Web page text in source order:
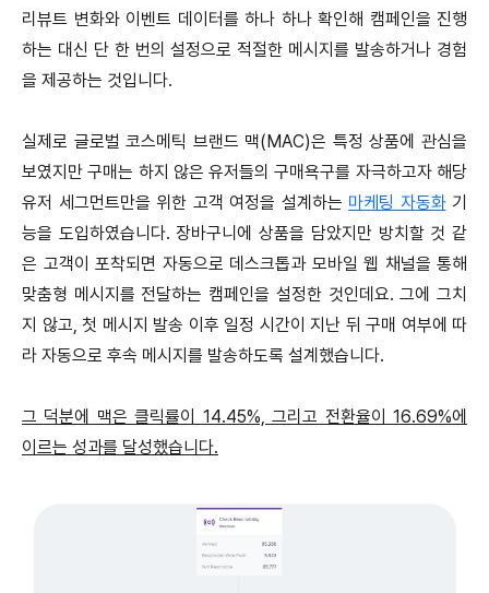
리뷰트 변화와 이벤트 데이터를 하나 하나 확인해 캠페인을 진행
하는 대신 단 한 번의 설정으로 적절한 메시지를 발송하거나 경험
을 제공하는 것입니다.
실제로 글로벌 코스메틱 브랜드 맥(MAC)은 특정 상품에 관심을
보였지만 구매는 하지 않은 유저들의 구매욕구를 자극하고자 해당
유저 세그먼트만을 위한 고객 여정을 설계하는 마케팅 자동화기
능을 도입하였습니다. 장바구니에 상품을 담았지만 방치할 것 같
은 고객이 포착되면 자동으로 데스크톱과 모바일 웹 채널을 통해
맞춤형 메시지를 전달하는 캠페인을 설정한 것인데요. 그에 그치
지 않고, 첫 메시지 발송 이후 일정 시간이 지난 뒤 구매 여부에 따
라 자동으로 후속 메시지를 발송하도록 설계했습니다.
그 덕분에 맥은 클릭률이 14.45%, 그리고 전환율이 16.69%에
이르는 성과를 달성했습니다.